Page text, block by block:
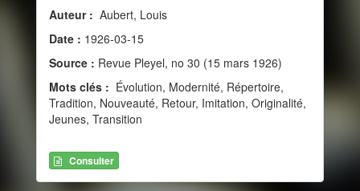
Auteur : Aubert, Louis
Date : 1926-03-15
Source : Revue Pleyel, no 30 (15 mars 1926)
Mots clés : Évolution, Modernité, Répertoire,
Tradition, Nouveauté, Retour, Imitation, Originalité,
Jeunes, Transition
Consulter